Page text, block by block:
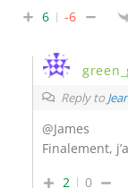
6 -6
Reply to
@James
Finalement,
2
0